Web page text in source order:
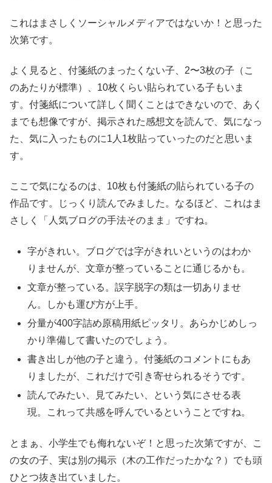
これはまさしくソーシャルメディアではないか！と思った
次第です。
よく見ると、付箋紙のまったくない子、2〜3枚の子（こ
のあたりが標準）、10枚くらい貼られている子もいま
す。付箋紙について詳しく聞くことはできないので、あく
までも想像ですが、掲示された感想文を読んで、気になっ
た、気に入ったものに1人1枚貼っていったのだと思いま
す。
ここで気になるのは、10枚も付箋紙の貼られている子の
作品です。じっくり読んでみました。なるほど、これはま
さしく「人気ブログの手法そのまま」ですね。
字がきれい。ブログでは字がきれいというのはわか
りませんが、文章が整っていることに通じるかも。
文章が整っている。誤字脱字の類は一切ありませ
ん。しかも運び方が上手。
分量が400字詰め原稿用紙ピッタリ。あらかじめしっ
かり準備して書いたのでしょう。
書き出しが他の子と違う。付箋紙のコメントにもあ
りましたが、これだけで引き寄せられるそうです。
読んでみたい、見てみたい、という気にさせる表
現。これって共感を呼んでいるということですね。
とまぁ、小学生でも侮れないぞ！と思った次第ですが、こ
の女の子、実は別の掲示（木の工作だったかな？）でも頭
ひとつ抜き出ていました。